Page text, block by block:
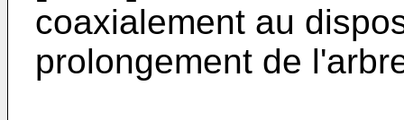
coaxialement au
prolongement de